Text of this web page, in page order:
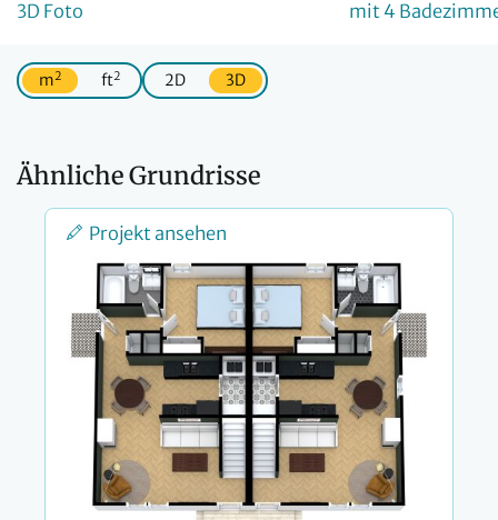
m2 ft2 2D 3D
Ähnliche Grundrisse
Projekt ansehen